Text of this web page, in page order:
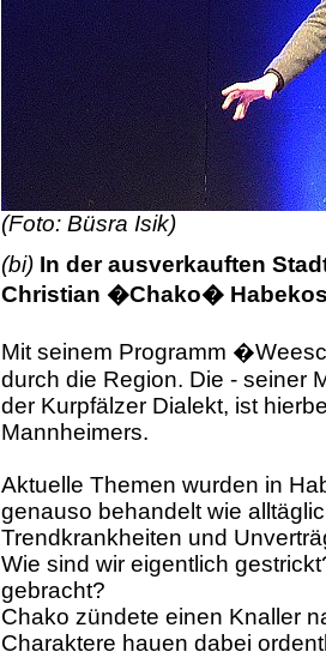
(Foto: Büsra Isik)
(bi) In der ausverkauften
Christian �Chako�
Mit seinem Programm
durch die Region. Die - seiner
der Kurpfälzer Dialekt, ist
Mannheimers.
Aktuelle Themen wurden in
genauso behandelt wie
Trendkrankheiten und
Wie sind wir eigentlich
gebracht?
Chako zündete einen Knaller
Charaktere hauen dabei